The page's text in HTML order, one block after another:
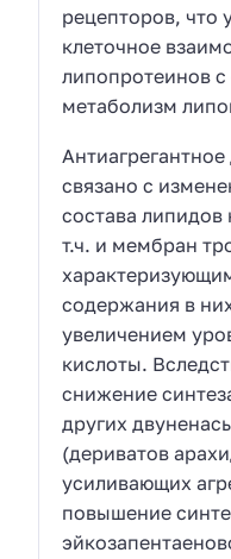
рецепторов, что
клеточное
липопротеинов
метаболизм
связано с
состава
т.ч. и мембран
содержания в
увеличением
кислоты.
снижение
других
(дериватов
усиливающих
повышение